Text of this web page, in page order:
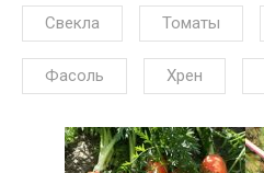
Свекла Томаты
Фасоль Хрен